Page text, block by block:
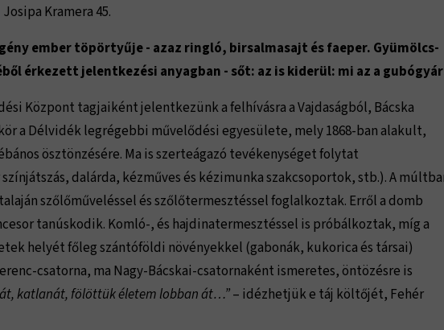
Josipa Kramera 45.
ember töpörtyűje - azaz ringló, birsalmasajt és faeper. Gyümölcs-
érkezett jelentkezési anyagban - sőt: az is kiderül: mi az a
Központ tagjaiként jelentkezünk a felhívásra a Vajdaságból, Bácska
a Délvidék legrégebbi művelődési egyesülete, mely 1868-ban alakult,
ösztönzésére. Ma is szerteágazó tevékenységet folytat
dalárda, kézműves és kézimunka szakcsoportok, stb.). A
szőlőműveléssel és szőlőtermesztéssel foglalkoztak. Erről a domb
tanúskodik. Komló-, és hajdinatermesztéssel is próbálkoztak, míg a
helyét főleg szántóföldi növényekkel (gabonák, kukorica és társai)
csatorna, ma Nagy-Bácskai-csatornaként ismeretes, öntözésre is
katlanát, fölöttük életem lobban át…”– idézhetjük e táj költőjét, Fehér